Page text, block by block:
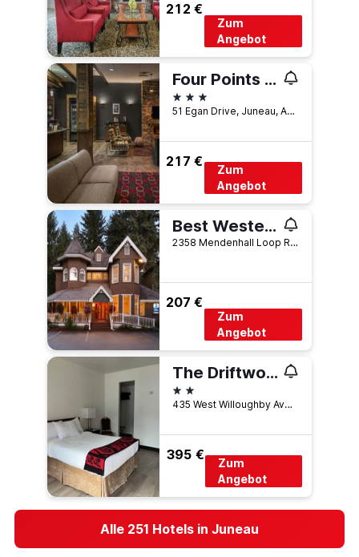
212 €
Zum
Angebot
Four Points by Sheraton Juneau
3 Sterne
51 Egan Drive, Juneau, AK, USA
217 €
Zum
Angebot
Best Western Grandma's Feather Bed
2358 Mendenhall Loop Road, Juneau, AK, USA
207 €
Zum
Angebot
The Driftwood Hotel
2 Sterne
435 West Willoughby Ave, Juneau, AK, USA
395 €
Zum
Angebot
Alle 251 Hotels in Juneau